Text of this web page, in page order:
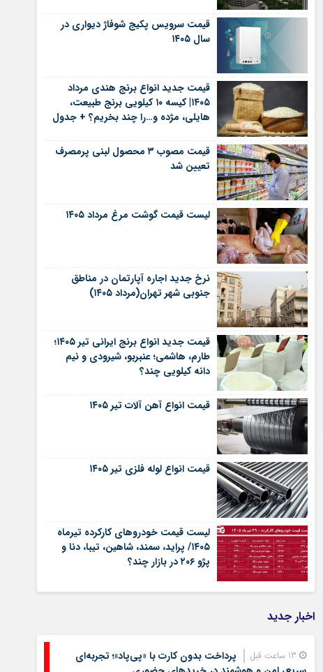
قیمت سرویس پکیج شوفاژ دیواری در
سال ۱۴۰۵
قیمت جدید انواع برنج هندی مرداد
۱۴۰۵| کیسه ۱۰ کیلویی برنج طبیعت،
هایلی، مژده و…را چند بخریم؟ + جدول
قیمت مصوب ۳ محصول لبنی پرمصرف
تعیین شد
لیست قیمت گوشت مرغ مرداد ۱۴۰۵
نرخ جدید اجاره آپارتمان در مناطق
جنوبی شهر تهران(مرداد ۱۴۰۵)
قیمت جدید انواع برنج ایرانی تیر ۱۴۰۵؛
طارم، هاشمی؛ عنبربو، شیرودی و نیم
دانه کیلویی چند؟
قیمت انواع آهن آلات تیر ۱۴۰۵
قیمت انواع لوله فلزی تیر ۱۴۰۵
لیست قیمت خودروهای کارکرده تیرماه
۱۴۰۵/ پراید، سمند، شاهین، تیبا، دنا و
پژو ۲۰۶ در بازار چند؟
اخبار جدید
پرداخت بدون کارت با «پی‌پاد»؛ تجربه‌ای